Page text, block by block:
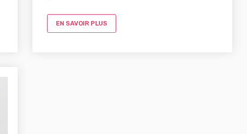
EN SAVOIR PLUS